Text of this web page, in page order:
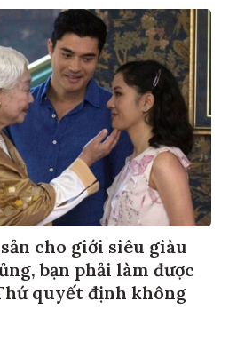
cho giới siêu giàu
bạn phải làm được
quyết định không